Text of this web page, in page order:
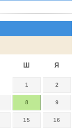
Ш Я
1 2
8 9
15 16